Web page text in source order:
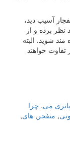
آسیب دید،
نظر برده و از
شوید. البته
خواهند
باتری می, چرا
, منفجر , های,